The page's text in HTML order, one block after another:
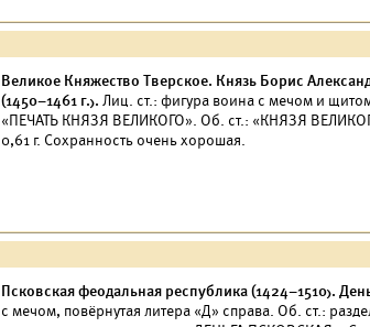
Великое Княжество Тверское. Князь Борис
(1450–1461 г.). Лиц. ст.: фигура воина с мечом и
«ПЕЧАТЬ КНЯЗЯ ВЕЛИКОГО». Об. ст.: «КНЯЗЯ
0,61 г. Сохранность очень хорошая.
Псковская феодальная республика (1424–1510).
с мечом, повёрнутая литера «Д» справа. Об. ст.: